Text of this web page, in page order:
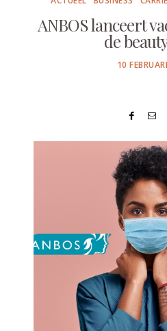
ANBOS lanceert
de
POSTED
10